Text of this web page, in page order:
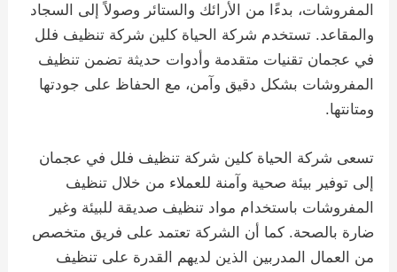
المفروشات، بدءًا من الأرائك والستائر وصولاً إلى السجاد
والمقاعد. تستخدم شركة الحياة كلين شركة تنظيف فلل
في عجمان تقنيات متقدمة وأدوات حديثة تضمن تنظيف
المفروشات بشكل دقيق وآمن، مع الحفاظ على جودتها
ومتانتها.
تسعى شركة الحياة كلين شركة تنظيف فلل في عجمان
إلى توفير بيئة صحية وآمنة للعملاء من خلال تنظيف
المفروشات باستخدام مواد تنظيف صديقة للبيئة وغير
ضارة بالصحة. كما أن الشركة تعتمد على فريق متخصص
من العمال المدربين الذين لديهم القدرة على تنظيف